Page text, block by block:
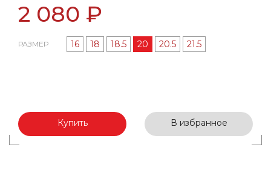
2 080 ₽
РАЗМЕР 16 18 18.5 20 20.5 21.5
Купить В избранное